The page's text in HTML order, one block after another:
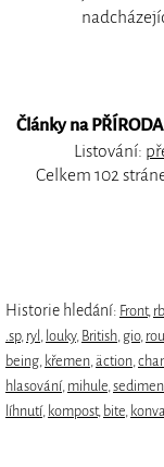
Články na
Listování:
Celkem 102
Historie hledání: Front,
.sp, ryl louky, British gio,
being křemen äction
hlasování, mihule
líhnutí, kompost, bite